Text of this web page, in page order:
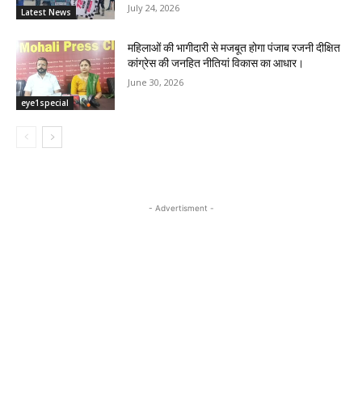
Latest News July 24, 2026
eye1special
महिलाओं की भागीदारी से मजबूत होगा पंजाब रजनी दीक्षित
कांग्रेस की जनहित नीतियां विकास का आधार।
June 30, 2026
- Advertisment -